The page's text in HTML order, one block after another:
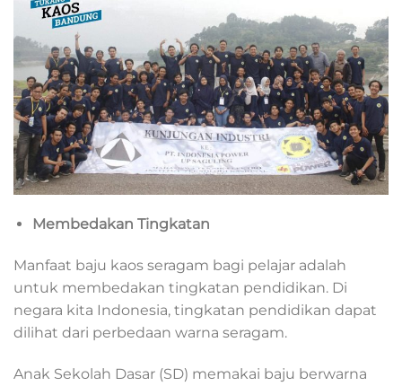
Membedakan Tingkatan
Manfaat baju kaos seragam bagi pelajar adalah
untuk membedakan tingkatan pendidikan. Di
negara kita Indonesia, tingkatan pendidikan dapat
dilihat dari perbedaan warna seragam.
Anak Sekolah Dasar (SD) memakai baju berwarna